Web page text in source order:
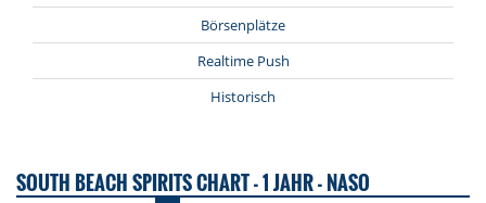
Börsenplätze
Realtime Push
Historisch
SOUTH BEACH SPIRITS CHART - 1 JAHR - NASO